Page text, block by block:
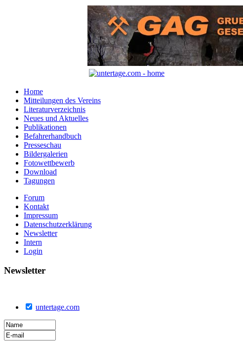
Home
Mitteilungen des Vereins
Literaturverzeichnis
Neues und Aktuelles
Publikationen
Befahrerhandbuch
Presseschau
Bildergalerien
Fotowettbewerb
Download
Tagungen
Forum
Kontakt
Impressum
Datenschutzerklärung
Newsletter
Intern
Login
Newsletter
untertage.com